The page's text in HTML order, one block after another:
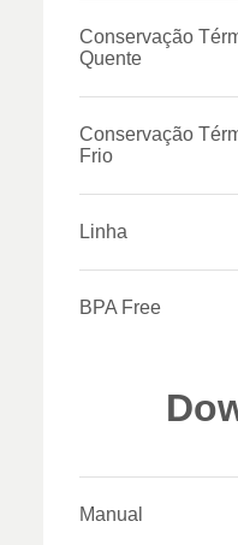
Conservação
Quente
Conservação
Frio
Linha
BPA Free
Manual